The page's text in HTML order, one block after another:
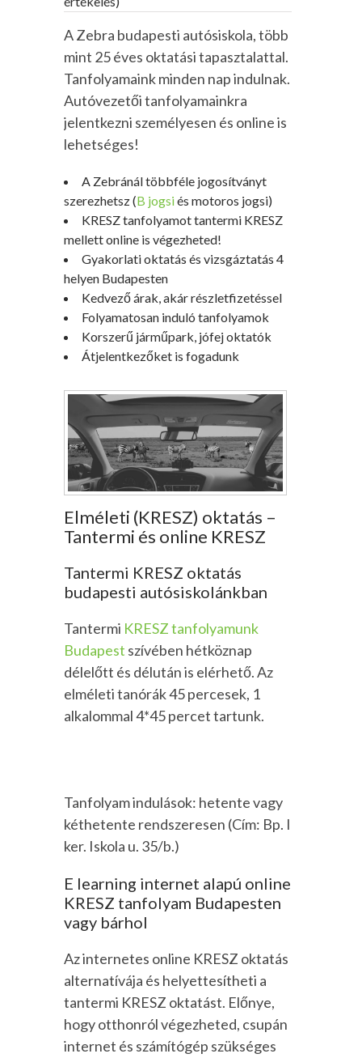
A Zebra budapesti autósiskola, több
mint 25 éves oktatási tapasztalattal.
Tanfolyamaink minden nap indulnak.
Autóvezetői tanfolyamainkra
jelentkezni személyesen és online is
lehetséges!
A Zebránál többféle jogosítványt
szerezhetsz (B jogsiés motoros jogsi)
KRESZ tanfolyamot tantermi KRESZ
mellett online is végezheted!
Gyakorlati oktatás és vizsgáztatás 4
helyen Budapesten
Kedvező árak, akár részletfizetéssel
Folyamatosan induló tanfolyamok
Korszerű járműpark, jófej oktatók
Átjelentkezőket is fogadunk
Elméleti (KRESZ) oktatás –
Tantermi és online KRESZ
Tantermi KRESZ oktatás
budapesti autósiskolánkban
Tantermi KRESZ tanfolyamunk
Budapest szívében hétköznap
délelőtt és délután is elérhető. Az
elméleti tanórák 45 percesek, 1
alkalommal 4*45 percet tartunk.
Tanfolyam indulások: hetente vagy
kéthetente rendszeresen (Cím: Bp. I
ker. Iskola u. 35/b.)
E learning internet alapú online
KRESZ tanfolyam Budapesten
vagy bárhol
Az internetes online KRESZ oktatás
alternatívája és helyettesítheti a
tantermi KRESZ oktatást. Előnye,
hogy otthonról végezheted, csupán
internet és számítógép szükséges